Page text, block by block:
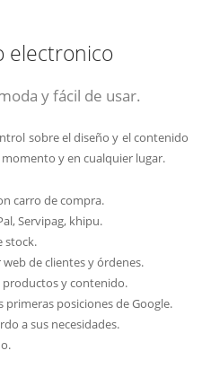
electronico
y fácil de usar.
sobre el diseño y el contenido
y en cualquier lugar.
carro de compra.
Servipag, khipu.
stock.
de clientes y órdenes.
y contenido.
primeras posiciones de Google.
a sus necesidades.